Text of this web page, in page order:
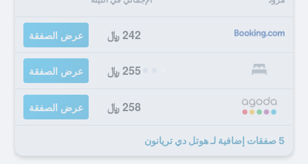
242 ﷼ عرض الصفقة
255 ﷼ عرض الصفقة
258 ﷼ عرض الصفقة
5 صفقات إضافية لـ هوتل دي تريانون